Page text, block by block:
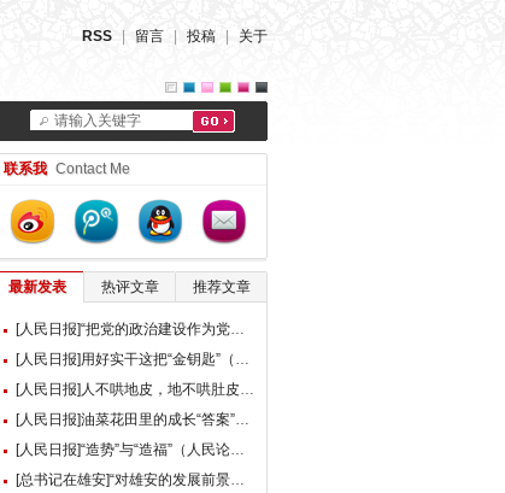
RSS 留言 投稿 关于
请输入关键字
联系我 Contact Me
最新发表 热评文章 推荐文章